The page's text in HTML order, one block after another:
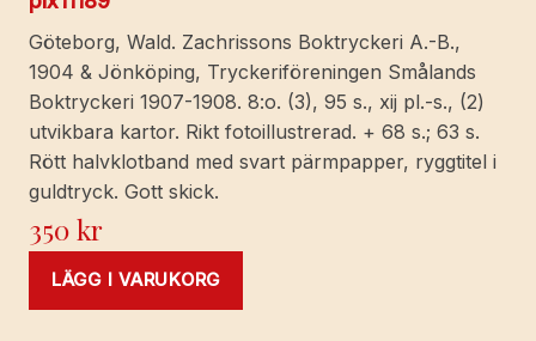
Göteborg, Wald. Zachrissons Boktryckeri A.-B.,
1904 & Jönköping, Tryckeriföreningen Smålands
Boktryckeri 1907-1908. 8:o. (3), 95 s., xij pl.-s., (2)
utvikbara kartor. Rikt fotoillustrerad. + 68 s.; 63 s.
Rött halvklotband med svart pärmpapper, ryggtitel i
guldtryck. Gott skick.
350kr
LÄGG I VARUKORG